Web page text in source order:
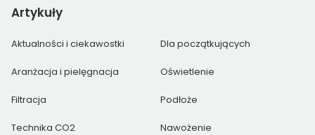
Artykuły
Aktualności i ciekawostki Dla początkujących
Aranżacja i pielęgnacja Oświetlenie
Filtracja Podłoże
Technika CO2 Nawożenie